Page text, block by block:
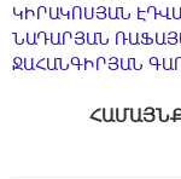
ԿԻՐԱԿՈՍՅԱՆ
ՆԱԴԱՐՅԱՆ
ՋԱՀԱՆԳԻՐՅԱՆ